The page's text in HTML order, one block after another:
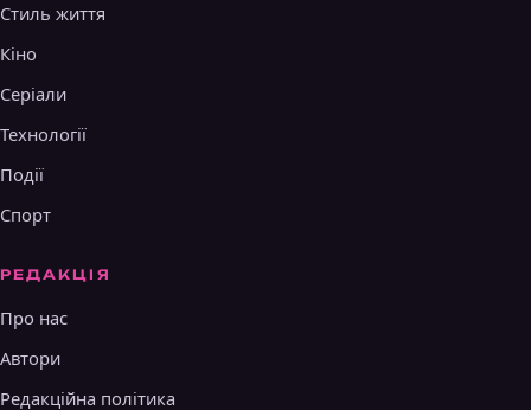
Стиль життя
Кіно
Серіали
Технології
Події
Спорт
РЕДАКЦІЯ
Про нас
Автори
Редакційна політика